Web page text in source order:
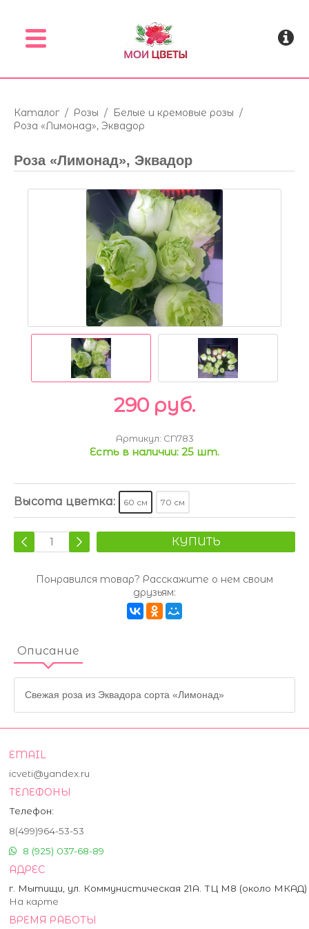
Menu
Каталог / Розы / Белые и кремовые розы /
Роза «Лимонад», Эквадор
Роза «Лимонад», Эквадор
290 руб.
Артикул: CN783
Есть в наличии: 25 шт.
Высота цветка: 60 см 70 см
КУПИТЬ
Понравился товар? Расскажите о нем своим
друзьям:
Описание
Свежая роза из Эквадора сорта «Лимонад»
EMAIL
icveti@yandex.ru
ТЕЛЕФОНЫ
Телефон:
8(499)964-53-53
8 (925) 037-68-89
АДРЕС
г. Мытищи, ул. Коммунистическая 21А. ТЦ М8 (около МКАД)
На карте
ВРЕМЯ РАБОТЫ